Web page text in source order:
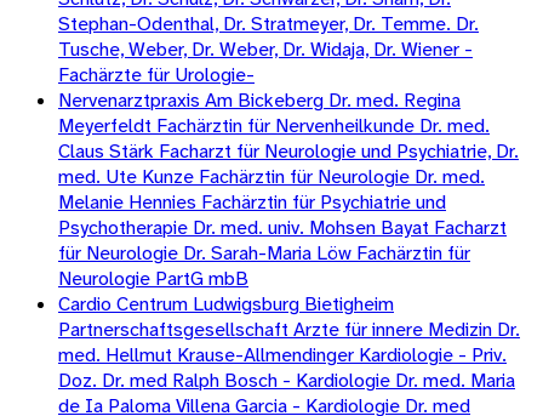
Stephan-Odenthal, Dr. Stratmeyer, Dr. Temme. Dr.
Tusche, Weber, Dr. Weber, Dr. Widaja, Dr. Wiener -
Fachärzte für Urologie-
Nervenarztpraxis Am Bickeberg Dr. med. Regina
Meyerfeldt Fachärztin für Nervenheilkunde Dr. med.
Claus Stärk Facharzt für Neurologie und Psychiatrie, Dr.
med. Ute Kunze Fachärztin für Neurologie Dr. med.
Melanie Hennies Fachärztin für Psychiatrie und
Psychotherapie Dr. med. univ. Mohsen Bayat Facharzt
für Neurologie Dr. Sarah-Maria Löw Fachärztin für
Neurologie PartG mbB
Cardio Centrum Ludwigsburg Bietigheim
Partnerschaftsgesellschaft Arzte für innere Medizin Dr.
med. Hellmut Krause-Allmendinger Kardiologie - Priv.
Doz. Dr. med Ralph Bosch - Kardiologie Dr. med. Maria
de Ia Paloma Villena Garcia - Kardiologie Dr. med